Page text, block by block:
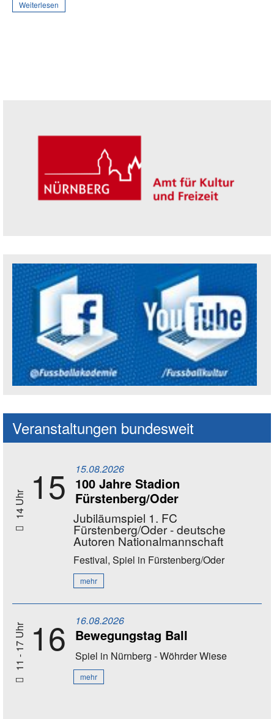
Weiterlesen
Veranstaltungen bundesweit
14 Uhr 15 15.08.2026
100 Jahre Stadion
Fürstenberg/Oder
Jubiläumspiel 1. FC
Fürstenberg/Oder - deutsche
Autoren Nationalmannschaft
Festival, Spiel in Fürstenberg/Oder
mehr
11 - 17 Uhr 16 16.08.2026
Bewegungstag Ball
Spiel in Nürnberg - Wöhrder Wiese
mehr